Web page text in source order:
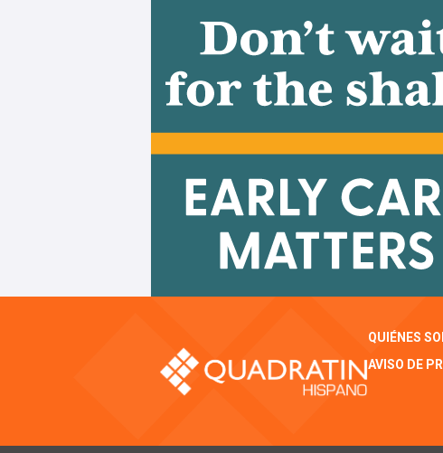
QUIÉNES
AVISO DE